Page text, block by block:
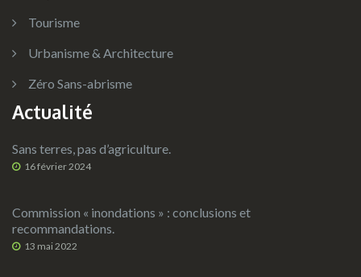
Tourisme
Urbanisme & Architecture
Zéro Sans-abrisme
Actualité
Sans terres, pas d’agriculture.
16 février 2024
Commission « inondations » : conclusions et
recommandations.
13 mai 2022